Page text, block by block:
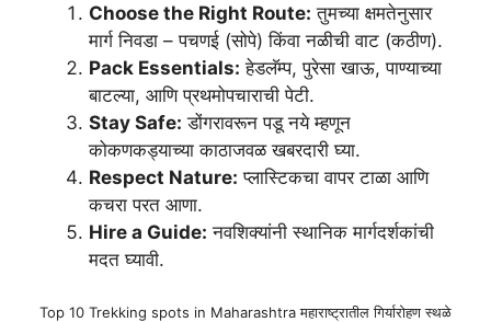
Choose the Right Route: तुमच्या क्षमतेनुसार
मार्ग निवडा – पचणई (सोपे) किंवा नळीची वाट (कठीण).
Pack Essentials: हेडलॅम्प, पुरेसा खाऊ, पाण्याच्या
बाटल्या, आणि प्रथमोपचाराची पेटी.
Stay Safe: डोंगरावरून पडू नये म्हणून
कोकणकड्याच्या काठाजवळ खबरदारी घ्या.
Respect Nature: प्लास्टिकचा वापर टाळा आणि
कचरा परत आणा.
Hire a Guide: नवशिक्यांनी स्थानिक मार्गदर्शकांची
मदत घ्यावी.
Top 10 Trekking spots in Maharashtra महाराष्ट्रातील गिर्यारोहण स्थळे